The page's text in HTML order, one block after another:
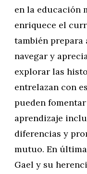
en la educación
enriquece el
también prepara
navegar y
explorar las
entrelazan con
pueden
aprendizaje
diferencias y
mutuo. En
Gael y su